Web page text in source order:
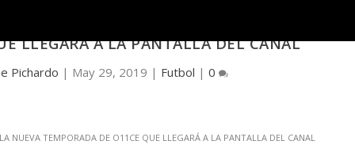
LLEGARÁ A LA PANTALLA DEL CANAL
Pichardo | May 29, 2019 | Futbol |0